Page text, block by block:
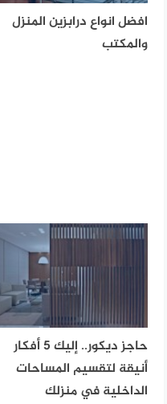
افضل انواع درابزين المنزل
والمكتب
حاجز ديكور.. إليك 5 أفكار
أنيقة لتقسيم المساحات
الداخلية في منزلك